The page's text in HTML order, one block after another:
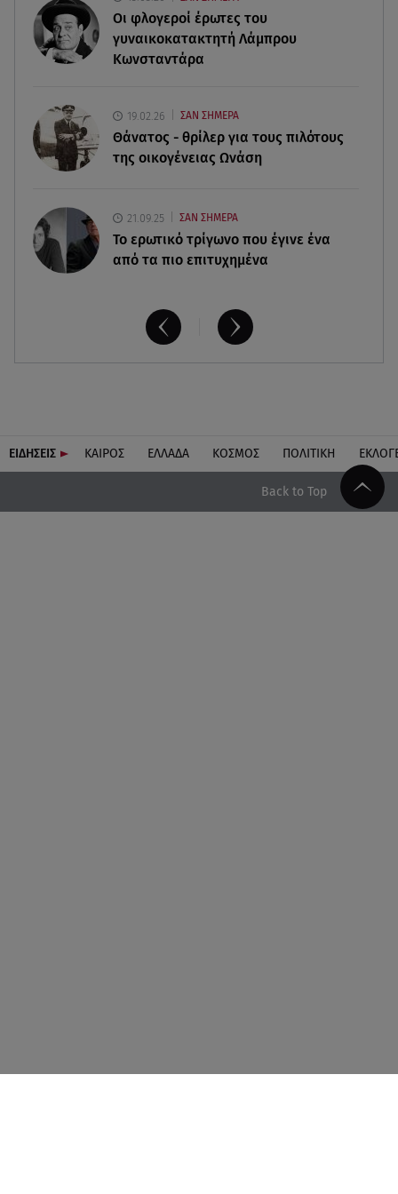
08.08.26 , 17:44
Νεκρή μεγαλόσωμη αρκούδα στην Καστοριά,
πιθανόν από πυροβολισμό
08.08.26 , 17:32
Τζο Μπάιντεν: Ο καρκίνος έχει εξαπλωθεί - Η
ανακοίνωση του γιου του
Οι φλογεροί έρωτες του
γυναικοκατακτητή Λάμπρου
Κωνσταντάρα
19.02.26 ΣΑΝ ΣΗΜΕΡΑ
Θάνατος - θρίλερ για τους πιλότους
της οικογένειας Ωνάση
21.09.25 ΣΑΝ ΣΗΜΕΡΑ
Το ερωτικό τρίγωνο που έγινε ένα
από τα πιο επιτυχημένα
ΕΙΔΗΣΕΙΣ ΚΑΙΡΟΣ ΕΛΛΑΔΑ ΚΟΣΜΟΣ ΠΟΛΙΤΙΚΗ
Back to Top